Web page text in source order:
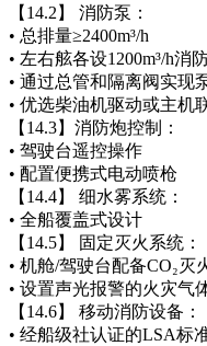
【14.2】 消防泵：
• 总排量≥2400m³/h
• 左右舷各设1200m³/h
• 通过总管和隔离阀实现
• 优选柴油机驱动或主机
【14.3】消防炮控制：
• 驾驶台遥控操作
• 配置便携式电动喷枪
【14.4】 细水雾系统：
• 全船覆盖式设计
【14.5】 固定灭火系统：
• 机舱/驾驶台配备CO₂灭
• 设置声光报警的火灾气
【14.6】 移动消防设备：
• 经船级社认证的LSA标